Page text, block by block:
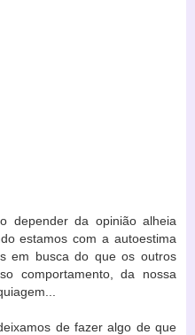
depender da opinião alheia
estamos com a autoestima
em busca do que os outros
comportamento, da nossa
de fazer algo de que